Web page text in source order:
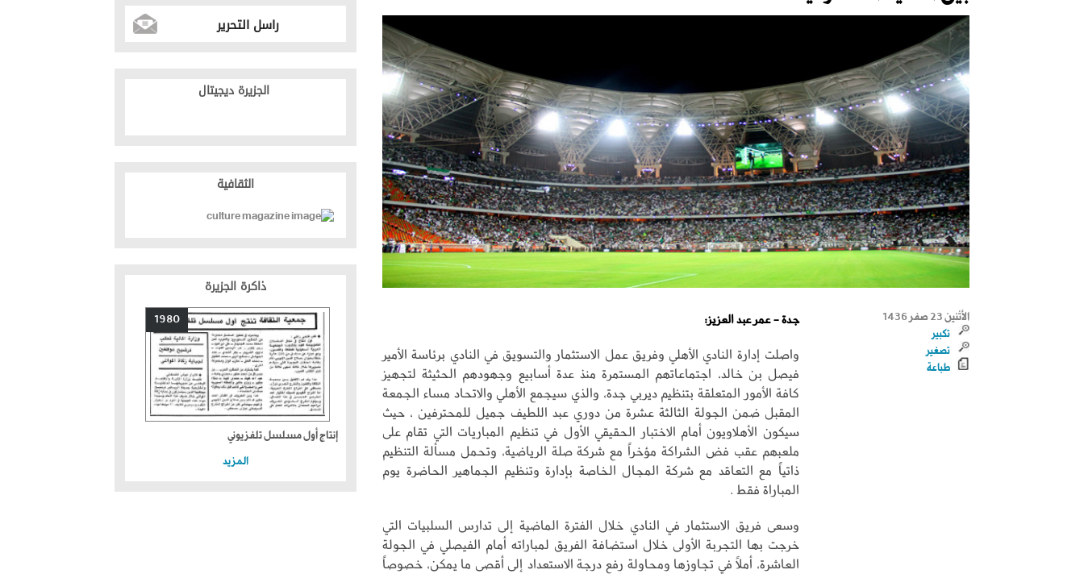
الأثنين 23 صفر 1436
تكبير
تصغير
طباعة
جدة - عمر عبد العزيز:
واصلت إدارة النادي الأهلي وفريق عمل الاستثمار والتسويق في النادي برئاسة الأمير
فيصل بن خالد، اجتماعاتهم المستمرة منذ عدة أسابيع وجهودهم الحثيثة لتجهيز
كافة الأمور المتعلقة بتنظيم ديربي جدة، والذي سيجمع الأهلي والاتحاد مساء الجمعة
المقبل ضمن الجولة الثالثة عشرة من دوري عبد اللطيف جميل للمحترفين ، حيث
سيكون الأهلاويون أمام الاختبار الحقيقي الأول في تنظيم المباريات التي تقام على
ملعبهم عقب فض الشراكة مؤخراً مع شركة صلة الرياضية، وتحمل مسألة التنظيم
ذاتياً مع التعاقد مع شركة المجال الخاصة بإدارة وتنظيم الجماهير الحاضرة يوم
المباراة فقط .
وسعى فريق الاستثمار في النادي خلال الفترة الماضية إلى تدارس السلبيات التي
خرجت بها التجربة الأولى خلال استضافة الفريق لمباراته أمام الفيصلي في الجولة
العاشرة، أملاً في تجاوزها ومحاولة رفع درجة الاستعداد إلى أقصى ما يمكن، خصوصاً
راسل التحرير
الجزيرة ديجيتال
الثقافية
ذاكرة الجزيرة
1980
إنتاج أول مسلسل تلفزيوني
المزيد